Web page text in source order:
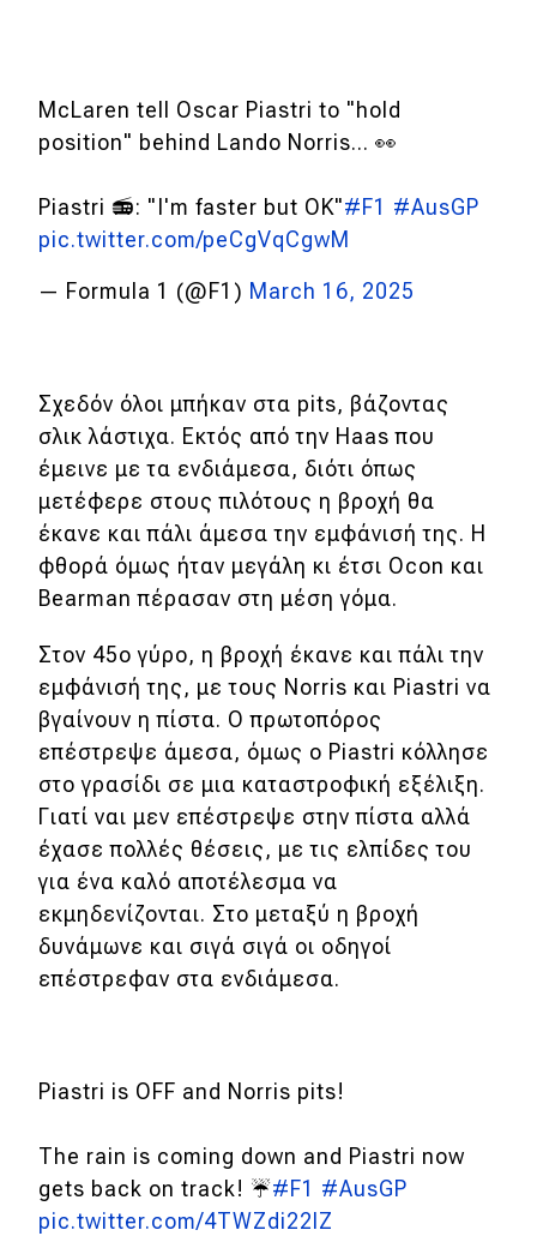
McLaren tell Oscar Piastri to "hold
position" behind Lando Norris... 👀
Piastri 📻: "I'm faster but OK"#F1 #AusGP
pic.twitter.com/peCgVqCgwM
— Formula 1 (@F1) March 16, 2025
Σχεδόν όλοι μπήκαν στα pits, βάζοντας
σλικ λάστιχα. Εκτός από την Haas που
έμεινε με τα ενδιάμεσα, διότι όπως
μετέφερε στους πιλότους η βροχή θα
έκανε και πάλι άμεσα την εμφάνισή της. Η
φθορά όμως ήταν μεγάλη κι έτσι Ocon και
Bearman πέρασαν στη μέση γόμα.
Στον 45ο γύρο, η βροχή έκανε και πάλι την
εμφάνισή της, με τους Norris και Piastri να
βγαίνουν η πίστα. Ο πρωτοπόρος
επέστρεψε άμεσα, όμως ο Piastri κόλλησε
στο γρασίδι σε μια καταστροφική εξέλιξη.
Γιατί ναι μεν επέστρεψε στην πίστα αλλά
έχασε πολλές θέσεις, με τις ελπίδες του
για ένα καλό αποτέλεσμα να
εκμηδενίζονται. Στο μεταξύ η βροχή
δυνάμωνε και σιγά σιγά οι οδηγοί
επέστρεφαν στα ενδιάμεσα.
Piastri is OFF and Norris pits!
The rain is coming down and Piastri now
gets back on track! ☔️#F1 #AusGP
pic.twitter.com/4TWZdi22lZ